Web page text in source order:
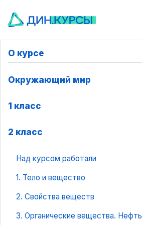
О курсе
Окружающий мир
1 класс
2 класс
Над курсом работали
1. Тело и вещество
2. Свойства веществ
3. Органические вещества. Нефть